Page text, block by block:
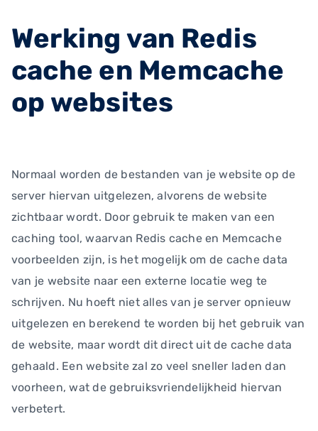
Werking van Redis
cache en Memcache
op websites
Normaal worden de bestanden van je website op de
server hiervan uitgelezen, alvorens de website
zichtbaar wordt. Door gebruik te maken van een
caching tool, waarvan Redis cache en Memcache
voorbeelden zijn, is het mogelijk om de cache data
van je website naar een externe locatie weg te
schrijven. Nu hoeft niet alles van je server opnieuw
uitgelezen en berekend te worden bij het gebruik van
de website, maar wordt dit direct uit de cache data
gehaald. Een website zal zo veel sneller laden dan
voorheen, wat de gebruiksvriendelijkheid hiervan
verbetert.